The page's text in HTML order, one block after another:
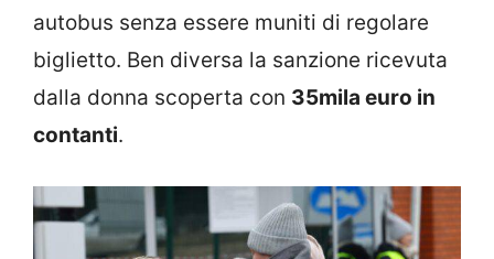
autobus senza essere muniti di regolare
biglietto. Ben diversa la sanzione ricevuta
dalla donna scoperta con 35mila euro in
contanti.